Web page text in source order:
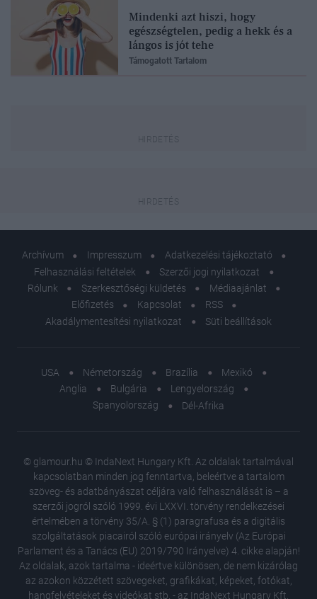
Mindenki azt hiszi, hogy
egészségtelen, pedig a hekk és a
lángos is jót tehe
Támogatott Tartalom
Archívum Impresszum
Adatkezelési tájékoztató
Felhasználási feltételek
Szerzői jogi nyilatkozat
Rólunk
Szerkesztőségi küldetés
Médiaajánlat
Előfizetés
Kapcsolat
RSS
Akadálymentesítési nyilatkozat
Süti beállítások
USA Németország Brazília
Mexikó
Anglia
Bulgária
Lengyelország
Spanyolország
Dél-Afrika
© glamour.hu © IndaNext Hungary Kft. Az oldalak tartalmával
kapcsolatban minden jog fenntartva, beleértve a tartalom
szöveg- és adatbányászat céljára való felhasználását is – a
szerzői jogról szóló 1999. évi LXXVI. törvény rendelkezései
értelmében a törvény 35/A. § (1) paragrafusa és a digitális
szolgáltatások piacairól szóló európai irányelv (Az Európai
Parlament és a Tanács (EU) 2019/790 Irányelve) 4. cikke alapján!
Az oldalak, azok tartalma - ideértve különösen, de nem kizárólag
az azokon közzétett szövegeket, grafikákat, képeket, fotókat,
hangfelvételeket és videókat stb. - az IndaNext Hungary Kft.